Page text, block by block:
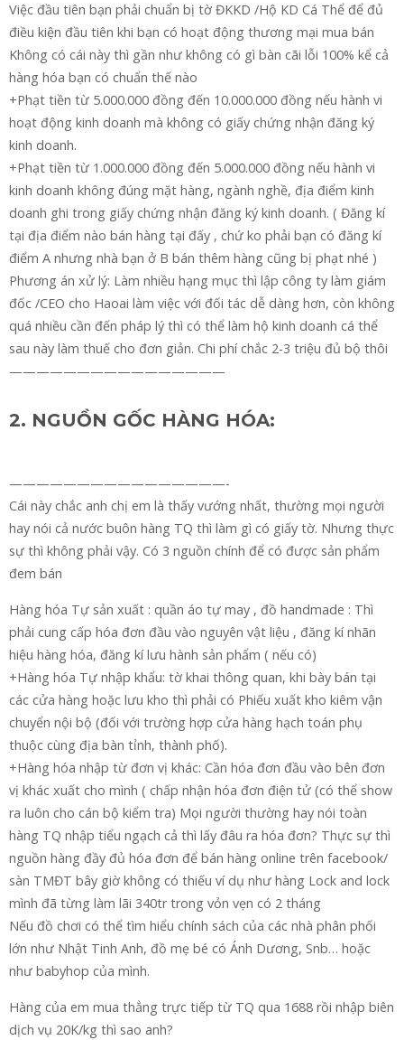
Việc đầu tiên bạn phải chuẩn bị tờ ĐKKD /Hộ KD Cá Thể để đủ
điều kiện đầu tiên khi bạn có hoạt động thương mại mua bán
Không có cái này thì gần như không có gì bàn cãi lỗi 100% kể cả
hàng hóa bạn có chuẩn thế nào
+Phạt tiền từ 5.000.000 đồng đến 10.000.000 đồng nếu hành vi
hoạt động kinh doanh mà không có giấy chứng nhận đăng ký
kinh doanh.
+Phạt tiền từ 1.000.000 đồng đến 5.000.000 đồng nếu hành vi
kinh doanh không đúng mặt hàng, ngành nghề, địa điểm kinh
doanh ghi trong giấy chứng nhận đăng ký kinh doanh. ( Đăng kí
tại địa điểm nào bán hàng tại đấy , chứ ko phải bạn có đăng kí
điểm A nhưng nhà bạn ở B bán thêm hàng cũng bị phạt nhé )
Phương án xử lý: Làm nhiều hạng mục thì lập công ty làm giám
đốc /CEO cho Haoai làm việc với đối tác dễ dàng hơn, còn không
quá nhiều cần đến pháp lý thì có thể làm hộ kinh doanh cá thể
sau này làm thuế cho đơn giản. Chi phí chắc 2-3 triệu đủ bộ thôi
————————————————
2. NGUỒN GỐC HÀNG HÓA:
————————————————-
Cái này chắc anh chị em là thấy vướng nhất, thường mọi người
hay nói cả nước buôn hàng TQ thì làm gì có giấy tờ. Nhưng thực
sự thì không phải vậy. Có 3 nguồn chính để có được sản phẩm
đem bán
Hàng hóa Tự sản xuất : quần áo tự may , đồ handmade : Thì
phải cung cấp hóa đơn đầu vào nguyên vật liệu , đăng kí nhãn
hiệu hàng hóa, đăng kí lưu hành sản phẩm ( nếu có)
+Hàng hóa Tự nhập khẩu: tờ khai thông quan, khi bày bán tại
các cửa hàng hoặc lưu kho thì phải có Phiếu xuất kho kiêm vận
chuyển nội bộ (đối với trường hợp cửa hàng hạch toán phụ
thuộc cùng địa bàn tỉnh, thành phố).
+Hàng hóa nhập từ đơn vị khác: Cần hóa đơn đầu vào bên đơn
vị khác xuất cho mình ( chấp nhận hóa đơn điện tử (có thể show
ra luôn cho cán bộ kiểm tra) Mọi người thường hay nói toàn
hàng TQ nhập tiểu ngạch cả thì lấy đâu ra hóa đơn? Thực sự thì
nguồn hàng đầy đủ hóa đơn để bán hàng online trên facebook/
sàn TMĐT bây giờ không có thiếu ví dụ như hàng Lock and lock
mình đã từng làm lãi 340tr trong vỏn vẹn có 2 tháng
Nếu đồ chơi có thể tìm hiểu chính sách của các nhà phân phối
lớn như Nhật Tinh Anh, đồ mẹ bé có Ánh Dương, Snb… hoặc
như babyhop của mình.
Hàng của em mua thẳng trực tiếp từ TQ qua 1688 rồi nhập biên
dịch vụ 20K/kg thì sao anh?